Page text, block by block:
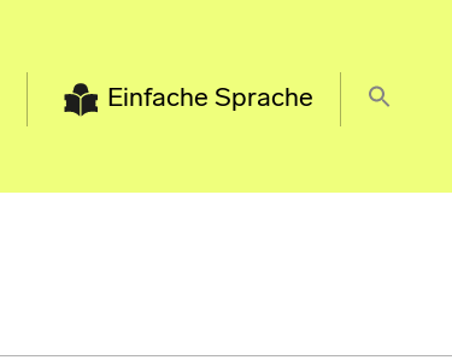
Einfache Sprache